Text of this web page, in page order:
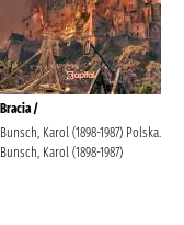
Bracia /
Bunsch, Karol (1898-1987) Polska.
Bunsch, Karol (1898-1987)